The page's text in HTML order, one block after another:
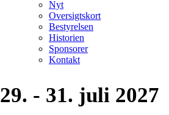
Nyt
Oversigtskort
Bestyrelsen
Historien
Sponsorer
Kontakt
29. - 31. juli 2027